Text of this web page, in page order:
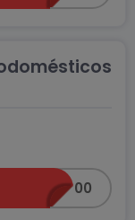
GANHOU600